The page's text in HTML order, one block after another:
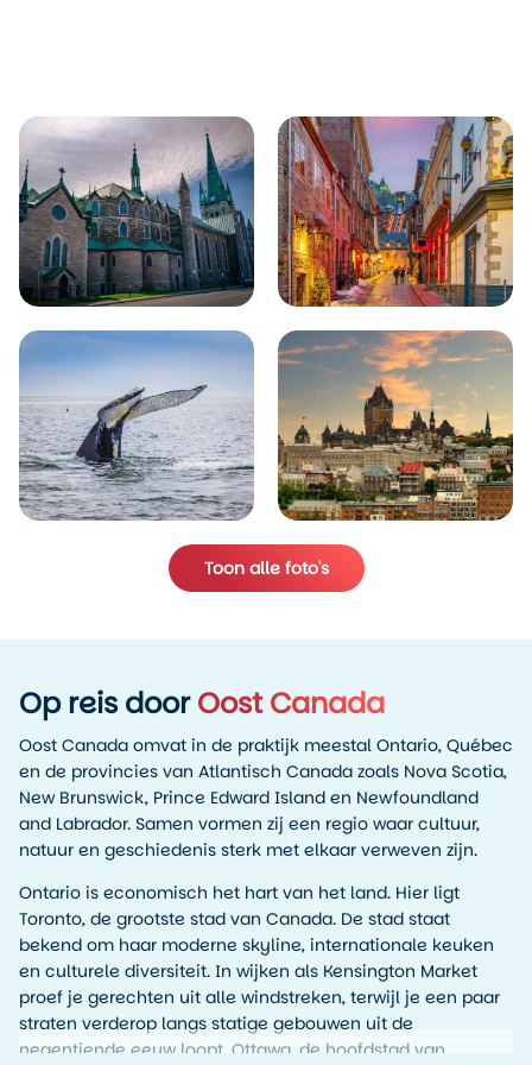
Toon alle foto's
Op reis doorOost Canada
Oost Canada omvat in de praktijk meestal Ontario, Québec
en de provincies van Atlantisch Canada zoals Nova Scotia,
New Brunswick, Prince Edward Island en Newfoundland
and Labrador. Samen vormen zij een regio waar cultuur,
natuur en geschiedenis sterk met elkaar verweven zijn.
Ontario is economisch het hart van het land. Hier ligt
Toronto, de grootste stad van Canada. De stad staat
bekend om haar moderne skyline, internationale keuken
en culturele diversiteit. In wijken als Kensington Market
proef je gerechten uit alle windstreken, terwijl je een paar
straten verderop langs statige gebouwen uit de
negentiende eeuw loopt. Ottawa, de hoofdstad van